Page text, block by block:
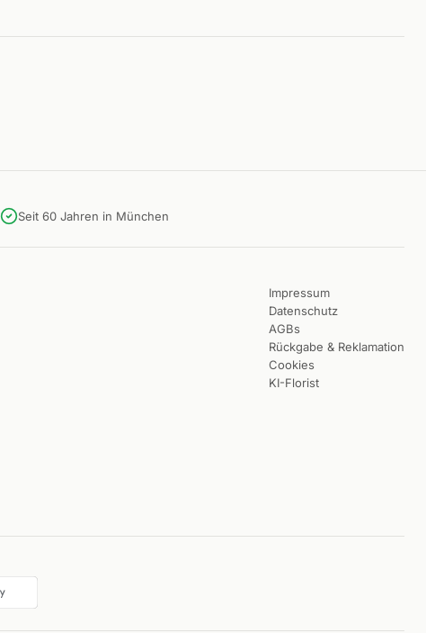
Seit 60 Jahren in München
Impressum
Datenschutz
AGBs
Rückgabe & Reklamation
Cookies
KI-Florist